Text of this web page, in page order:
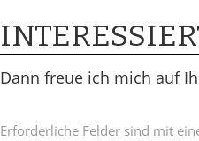
März
2016
Dann freue ich mich auf
Erforderliche Felder sind mit